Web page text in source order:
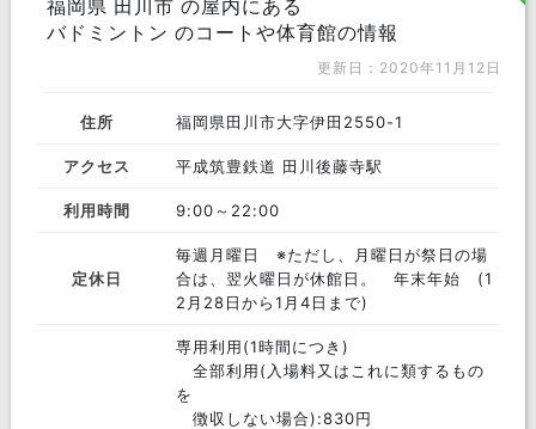
福岡県 田川市 の屋内にある
バドミントン のコートや体育館の情報
更新日：2020年11月12日
住所 福岡県田川市大字伊田2550-1
アクセス 平成筑豊鉄道 田川後藤寺駅
利用時間 9:00～22:00
定休日
毎週月曜日 ※ただし、月曜日が祭日の場
合は、翌火曜日が休館日。 年末年始 (1
2月28日から1月4日まで)
専用利用(1時間につき)
全部利用(入場料又はこれに類するもの
を
徴収しない場合):830円